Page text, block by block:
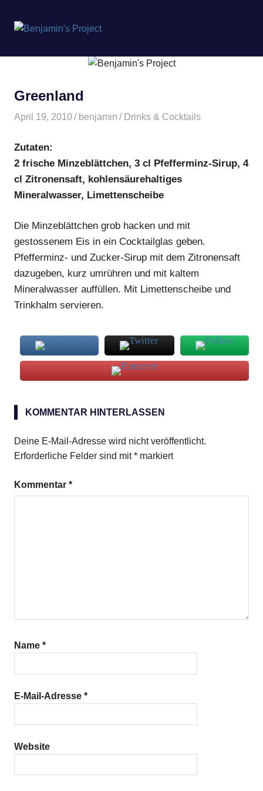
springen
Project
Greenland
April 19, 2010 benjamin Drinks & Cocktails
Zutaten:
2 frische Minzeblättchen, 3 cl Pfefferminz-Sirup, 4
cl Zitronensaft, kohlensäurehaltiges
Mineralwasser, Limettenscheibe
Die Minzeblättchen grob hacken und mit
gestossenem Eis in ein Cocktailglas geben.
Pfefferminz- und Zucker-Sirup mit dem Zitronensaft
dazugeben, kurz umrühren und mit kaltem
Mineralwasser auffüllen. Mit Limettenscheibe und
Trinkhalm servieren.
KOMMENTAR HINTERLASSEN
Deine E-Mail-Adresse wird nicht veröffentlicht.
Erforderliche Felder sind mit* markiert
Kommentar *
Name *
E-Mail-Adresse *
Website